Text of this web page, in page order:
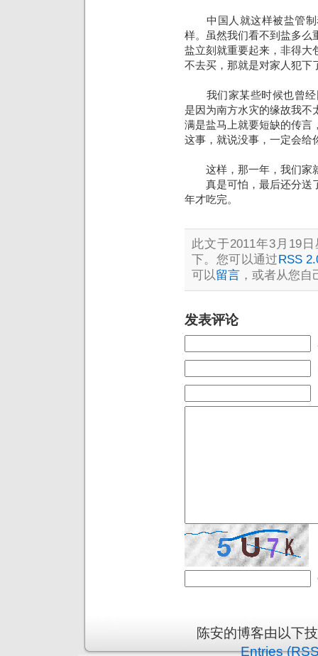
中国人就这样被盐管制
样。虽然我们看不到盐多么
盐立刻就重要起来，非得大
不去买，那就是对家人犯下
我们家某些时候也曾经
是因为南方水灾的缘故我不
满是盐马上就要短缺的传言
这事，就说没事，一定会给
这样，那一年，我们家
真是可怕，最后还分送
年才吃完。
此文于2011年3月19
下。您可以通过 RSS
可以留言 ，或者从您自
发表评论
陈安的博客由以下
Entries